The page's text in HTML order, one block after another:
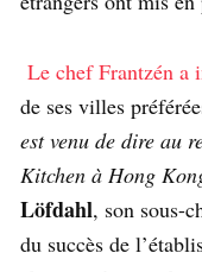
Le chef Frantzén a
de ses villes
est venu de dire au
Kitchen à Hong
Löfdahl, son sous-
du succès de